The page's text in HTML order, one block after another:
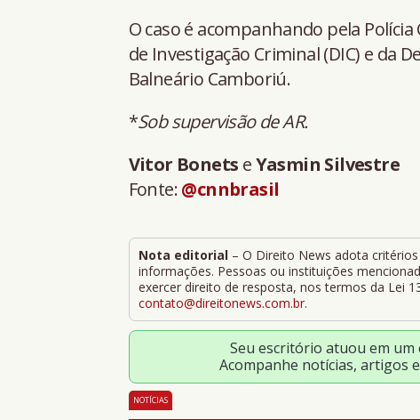
O caso é acompanhando pela
de Investigação Criminal (DIC) e da
Balneário Camboriú.
*Sob supervisão de AR.
Vitor Bonets eYasmin Silvestre
Fonte:@cnnbrasil
Nota editorial– O Direito News adota
informações. Pessoas ou instituições
exercer direito de resposta, nos termos da Lei
contato@direitonews.com.br.
Seu escritório atuou em um
Acompanhe notícias, artigos
NOTÍCIAS